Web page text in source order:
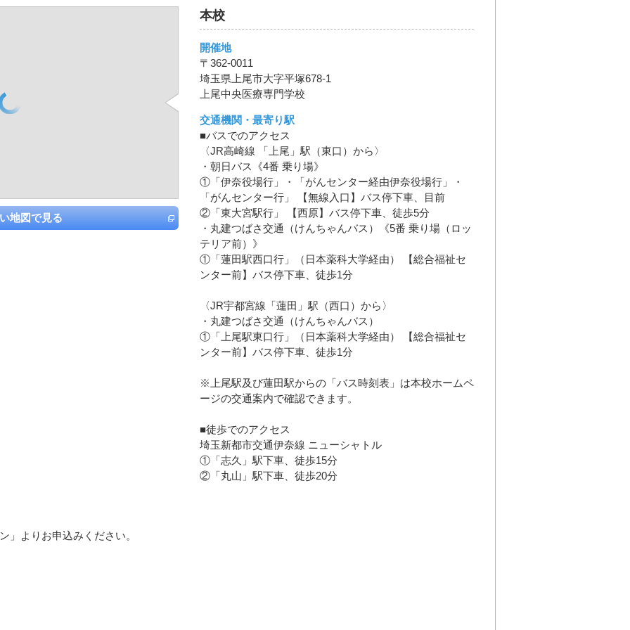
地図で見る
本校
開催地
〒362-0011
埼玉県上尾市大字平塚678-1
上尾中央医療専門学校
交通機関・最寄り駅
■バスでのアクセス
〈JR高崎線 「上尾」駅（東口）から〉
・朝日バス《4番 乗り場》
①「伊奈役場行」・「がんセンター経由伊奈役場行」・
「がんセンター行」 【無線入口】バス停下車、目前
②「東大宮駅行」 【西原】バス停下車、徒歩5分
・丸建つばさ交通（けんちゃんバス）《5番 乗り場（ロッ
テリア前）》
①「蓮田駅西口行」（日本薬科大学経由） 【総合福祉セ
ンター前】バス停下車、徒歩1分
〈JR宇都宮線「蓮田」駅（西口）から〉
・丸建つばさ交通（けんちゃんバス）
①「上尾駅東口行」（日本薬科大学経由） 【総合福祉セ
ンター前】バス停下車、徒歩1分
※上尾駅及び蓮田駅からの「バス時刻表」は本校ホームペ
ージの交通案内で確認できます。
■徒歩でのアクセス
埼玉新都市交通伊奈線 ニューシャトル
①「志久」駅下車、徒歩15分
②「丸山」駅下車、徒歩20分
よりお申込みください。